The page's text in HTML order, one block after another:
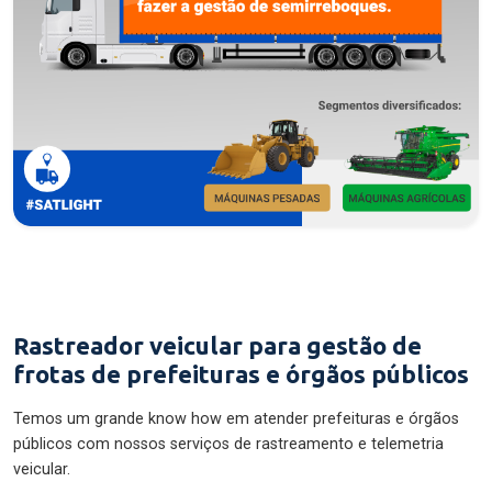
Rastreador veicular para gestão de
frotas de prefeituras e órgãos públicos
Temos um grande know how em atender prefeituras e órgãos
públicos com nossos serviços de rastreamento e telemetria
veicular.